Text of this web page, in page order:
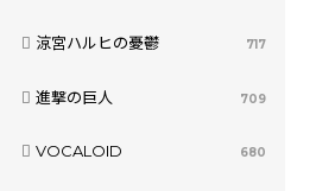
涼宮ハルヒの憂鬱 717
進撃の巨人 709
VOCALOID 680